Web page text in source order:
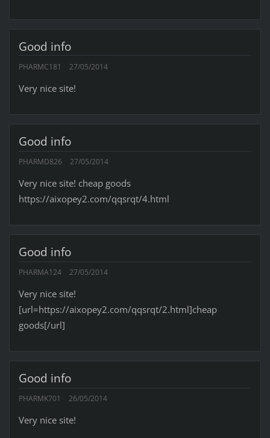
Good info
PHARMC181 27/05/2014
Very nice site!
Good info
PHARMD826 27/05/2014
Very nice site! cheap goods
https://aixopey2.com/qqsrqt/4.html
Good info
PHARMA124 27/05/2014
Very nice site!
[url=https://aixopey2.com/qqsrqt/2.html]cheap
goods[/url]
Good info
PHARMK701 26/05/2014
Very nice site!